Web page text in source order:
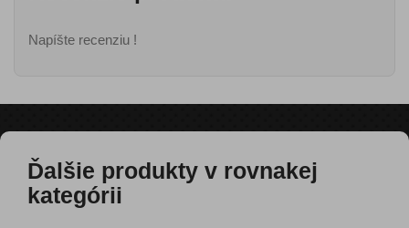
Napíšte recenziu !
Ďalšie produkty v rovnakej
kategórii